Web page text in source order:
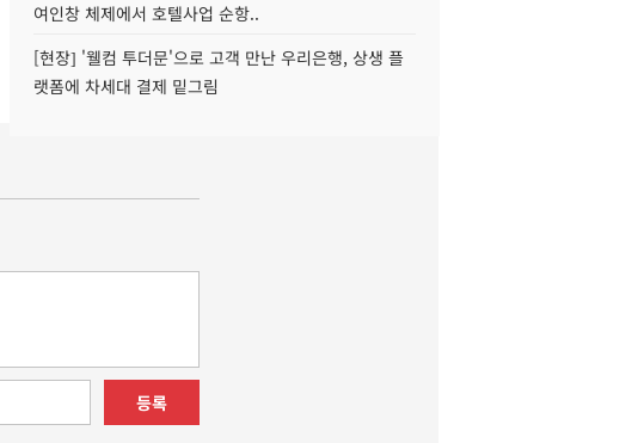
여인창 체제에서 호텔사업 순항..
[현장] '웰컴 투더문'으로 고객 만난 우리은행, 상생 플
랫폼에 차세대 결제 밑그림
등록